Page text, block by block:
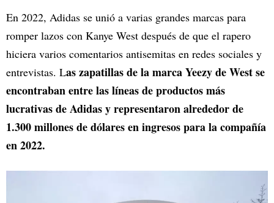
En 2022, Adidas se unió a varias grandes marcas para
romper lazos con Kanye West después de que el rapero
hiciera varios comentarios antisemitas en redes sociales y
entrevistas. Las zapatillas de la marca Yeezy de West se
encontraban entre las líneas de productos más
lucrativas de Adidas y representaron alrededor de
1.300 millones de dólares en ingresos para la compañía
en 2022.